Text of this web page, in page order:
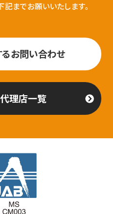
までお願いいたします。
お問い合わせ
代理店一覧